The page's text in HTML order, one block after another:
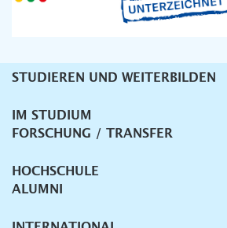
Unternavigation
STUDIEREN UND WEITERBILDEN
IM STUDIUM
FORSCHUNG / TRANSFER
HOCHSCHULE
ALUMNI